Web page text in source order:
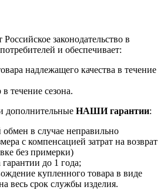
законодательство в
и обеспечивает:
надлежащего качества в течение
течение сезона.
дополнительные НАШИ гарантии:
в случае неправильно
с компенсацией затрат на возврат
без примерки)
до 1 года;
купленного товара в виде
весь срок службы изделия.